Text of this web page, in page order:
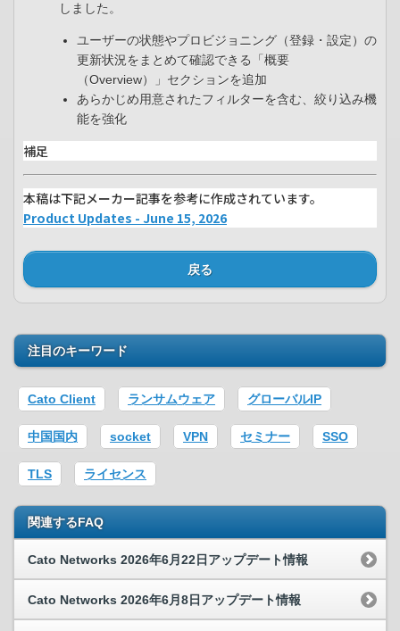
しました。
ユーザーの状態やプロビジョニング（登録・設定）の
更新状況をまとめて確認できる「概要
（Overview）」セクションを追加​
あらかじめ用意されたフィルターを含む、絞り込み機
能を強化
補足
本稿は下記メーカー記事を参考に作成されています。
Product Updates - June 15, 2026
戻る
注目のキーワード
Cato Client ランサムウェア グローバルIP
中国国内 socket VPN セミナー SSO
TLS ライセンス
関連するFAQ
Cato Networks 2026年6月22日アップデート情報
Cato Networks 2026年6月8日アップデート情報